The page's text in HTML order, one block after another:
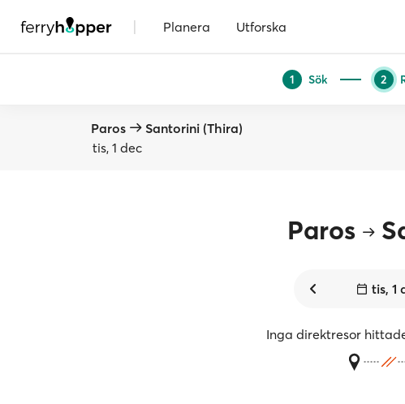
| Planera Utforska
1 Sök 2
Paros
Santorini (Thira)
tis, 1 dec
Paros
tis, 1
Inga direktresor